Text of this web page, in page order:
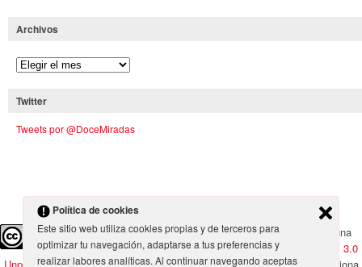
Política de cookies
Este sitio web utiliza cookies propias y de terceros para
optimizar tu navegación, adaptarse a tus preferencias y
realizar labores analíticas. Al continuar navegando aceptas
Archivos
Twitter
Tweets por @DoceMiradas
Doce MiradasporDoce Miradasse encuentra bajo una
Licencia Creative Commons Atribución-CompartirIgual 3.0